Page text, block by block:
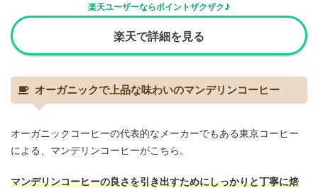
楽天ユーザーならポイントザクザク♪
楽天で詳細を見る
オーガニックで上品な味わいのマンデリンコーヒー
オーガニックコーヒーの代表的なメーカーでもある東京コーヒー
による、マンデリンコーヒーがこちら。
マンデリンコーヒーの良さを引き出すためにしっかりと丁寧に焙